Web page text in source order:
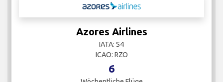
Azores Airlines
IATA: S4
ICAO: RZO
6